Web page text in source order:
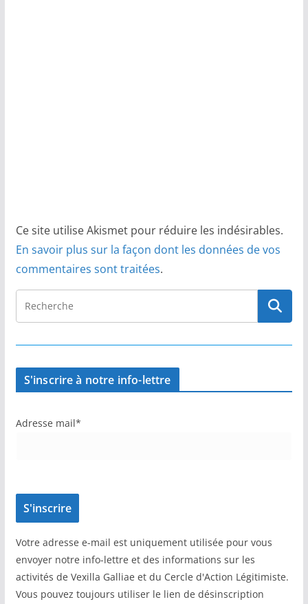
Ce site utilise Akismet pour réduire les indésirables.
En savoir plus sur la façon dont les données de vos
commentaires sont traitées.
S'inscrire à notre info-lettre
Adresse mail*
Votre adresse e-mail est uniquement utilisée pour vous
envoyer notre info-lettre et des informations sur les
activités de Vexilla Galliae et du Cercle d'Action Légitimiste.
Vous pouvez toujours utiliser le lien de désinscription